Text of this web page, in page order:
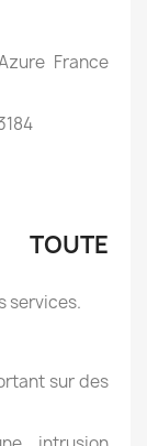
France
TOUTE
services.
sur des